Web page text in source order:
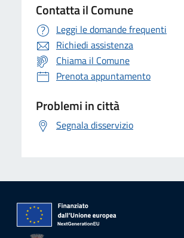
Contatta il Comune
Leggi le domande frequenti
Richiedi assistenza
Chiama il Comune
Prenota appuntamento
Problemi in città
Segnala disservizio